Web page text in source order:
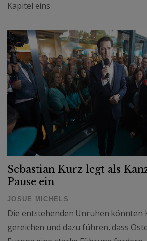
Kapitel eins
Sebastian Kurz legt als
Pause ein
JOSUE MICHELS
Die entstehenden Unruhen könnten
gereichen und dazu führen, dass